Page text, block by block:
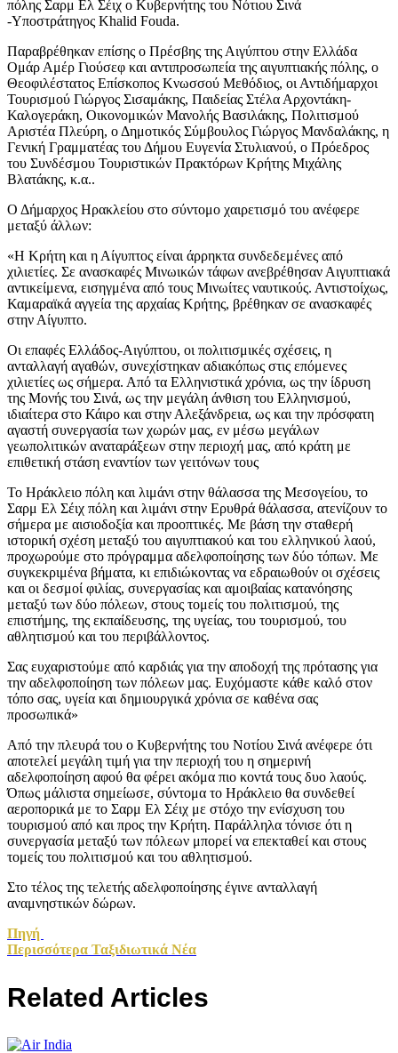
πόλης Σαρμ Ελ Σέιχ ο Κυβερνήτης του Νότιου Σινά
-Υποστράτηγος Khalid Fouda.
Παραβρέθηκαν επίσης ο Πρέσβης της Αιγύπτου στην Ελλάδα
Ομάρ Αμέρ Γιούσεφ και αντιπροσωπεία της αιγυπτιακής πόλης, ο
Θεοφιλέστατος Επίσκοπος Κνωσσού Μεθόδιος, οι Αντιδήμαρχοι
Τουρισμού Γιώργος Σισαμάκης, Παιδείας Στέλα Αρχοντάκη-
Καλογεράκη, Οικονομικών Μανολής Βασιλάκης, Πολιτισμού
Αριστέα Πλεύρη, ο Δημοτικός Σύμβουλος Γιώργος Μανδαλάκης, η
Γενική Γραμματέας του Δήμου Ευγενία Στυλιανού, ο Πρόεδρος
του Συνδέσμου Τουριστικών Πρακτόρων Κρήτης Μιχάλης
Βλατάκης, κ.α..
Ο Δήμαρχος Ηρακλείου στο σύντομο χαιρετισμό του ανέφερε
μεταξύ άλλων:
«Η Κρήτη και η Αίγυπτος είναι άρρηκτα συνδεδεμένες από
χιλιετίες. Σε ανασκαφές Μινωικών τάφων ανεβρέθησαν Αιγυπτιακά
αντικείμενα, εισηγμένα από τους Μινωίτες ναυτικούς. Αντιστοίχως,
Καμαραϊκά αγγεία της αρχαίας Κρήτης, βρέθηκαν σε ανασκαφές
στην Αίγυπτο.
Οι επαφές Ελλάδος-Αιγύπτου, οι πολιτισμικές σχέσεις, η
ανταλλαγή αγαθών, συνεχίστηκαν αδιακόπως στις επόμενες
χιλιετίες ως σήμερα. Από τα Ελληνιστικά χρόνια, ως την ίδρυση
της Μονής του Σινά, ως την μεγάλη άνθιση του Ελληνισμού,
ιδιαίτερα στο Κάιρο και στην Αλεξάνδρεια, ως και την πρόσφατη
αγαστή συνεργασία των χωρών μας, εν μέσω μεγάλων
γεωπολιτικών αναταράξεων στην περιοχή μας, από κράτη με
επιθετική στάση εναντίον των γειτόνων τους
Το Ηράκλειο πόλη και λιμάνι στην θάλασσα της Μεσογείου, το
Σαρμ Ελ Σέιχ πόλη και λιμάνι στην Ερυθρά θάλασσα, ατενίζουν το
σήμερα με αισιοδοξία και προοπτικές. Με βάση την σταθερή
ιστορική σχέση μεταξύ του αιγυπτιακού και του ελληνικού λαού,
προχωρούμε στο πρόγραμμα αδελφοποίησης των δύο τόπων. Με
συγκεκριμένα βήματα, κι επιδιώκοντας να εδραιωθούν οι σχέσεις
και οι δεσμοί φιλίας, συνεργασίας και αμοιβαίας κατανόησης
μεταξύ των δύο πόλεων, στους τομείς του πολιτισμού, της
επιστήμης, της εκπαίδευσης, της υγείας, του τουρισμού, του
αθλητισμού και του περιβάλλοντος.
Σας ευχαριστούμε από καρδιάς για την αποδοχή της πρότασης για
την αδελφοποίηση των πόλεων μας. Ευχόμαστε κάθε καλό στον
τόπο σας, υγεία και δημιουργικά χρόνια σε καθένα σας
προσωπικά»
Από την πλευρά του ο Κυβερνήτης του Νοτίου Σινά ανέφερε ότι
αποτελεί μεγάλη τιμή για την περιοχή του η σημερινή
αδελφοποίηση αφού θα φέρει ακόμα πιο κοντά τους δυο λαούς.
Όπως μάλιστα σημείωσε, σύντομα το Ηράκλειο θα συνδεθεί
αεροπορικά με το Σαρμ Ελ Σέιχ με στόχο την ενίσχυση του
τουρισμού από και προς την Κρήτη. Παράλληλα τόνισε ότι η
συνεργασία μεταξύ των πόλεων μπορεί να επεκταθεί και στους
τομείς του πολιτισμού και του αθλητισμού.
Στο τέλος της τελετής αδελφοποίησης έγινε ανταλλαγή
αναμνηστικών δώρων.
Πηγή
Περισσότερα Ταξιδιωτικά Νέα
Related Articles